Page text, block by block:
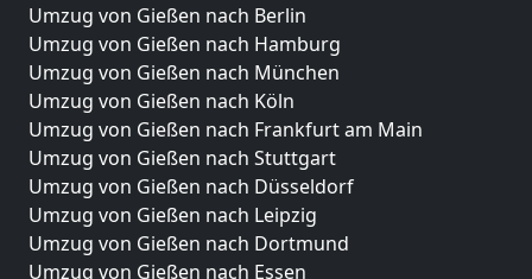
Umzug von Gießen nach Berlin
Umzug von Gießen nach Hamburg
Umzug von Gießen nach München
Umzug von Gießen nach Köln
Umzug von Gießen nach Frankfurt am Main
Umzug von Gießen nach Stuttgart
Umzug von Gießen nach Düsseldorf
Umzug von Gießen nach Leipzig
Umzug von Gießen nach Dortmund
Umzug von Gießen nach Essen